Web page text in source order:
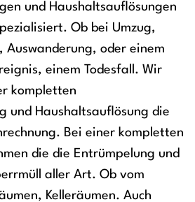
und Haushaltsauflösungen
Ob bei Umzug,
Auswanderung, oder einem
einem Todesfall. Wir
kompletten
und Haushaltsauflösung die
Bei einer kompletten
die die Entrümpelung und
aller Art. Ob vom
Kelleräumen. Auch